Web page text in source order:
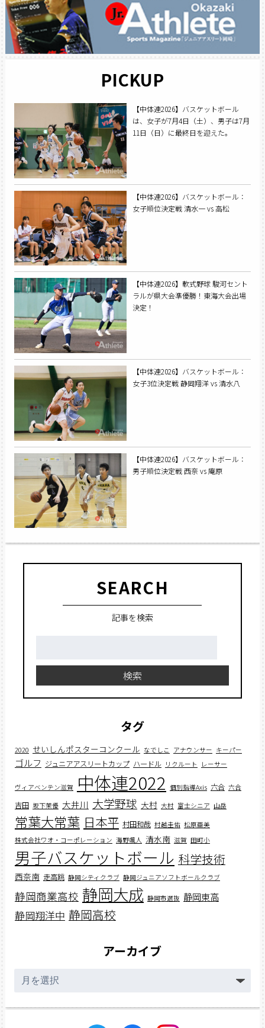
PICKUP
【中体連2026】バスケットボール
は、女子が7月4日（土）、男子は7月
11日（日）に最終日を迎えた。
【中体連2026】バスケットボール：
女子順位決定戦 清水一 vs 高松
【中体連2026】軟式野球 駿河セント
ラルが県大会準優勝！東海大会出場
決定！
【中体連2026】バスケットボール：
女子3位決定戦 静岡翔洋 vs 清水八
【中体連2026】バスケットボール：
男子順位決定戦 西奈 vs 庵原
SEARCH
記事を検索
検索
タグ
2020 せいしんポスターコンクール なでしこ アナウンサー キーパー
ゴルフ ジュニアアスリートカップ ハードル リクルート レーサー
ヴィアベンテン滋賀 中体連2022 個別指導Axis 六合 六合
吉田 坂下茉優 大井川 大学野球 大村 大村 富士シニア 山岳
常葉大常葉 日本平 村田和哉 村越圭佑 松原亜美
株式会社ワオ・コーポレーション 海野颯人 清水南 滋賀 田町小
男子バスケットボール 科学技術
西奈南 走高跳 静岡シティクラブ 静岡ジュニアソフトボールクラブ
静岡商業高校 静岡大成 静岡市選抜 静岡東高
静岡翔洋中 静岡高校
アーカイブ
ー